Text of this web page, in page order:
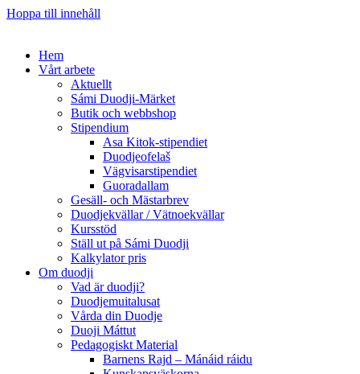
Hoppa till innehåll
Hem
Vårt arbete
Aktuellt
Sámi Duodji-Märket
Butik och webbshop
Stipendium
Asa Kitok-stipendiet
Duodjeofelaš
Vägvisarstipendiet
Guoradallam
Gesäll- och Mästarbrev
Duodjekvällar / Vätnoekvällar
Kursstöd
Ställ ut på Sámi Duodji
Kalkylator pris
Om duodji
Vad är duodji?
Duodjemuitalusat
Vårda din Duodje
Duoji Máttut
Pedagogiskt Material
Barnens Rajd – Mánáid ráidu